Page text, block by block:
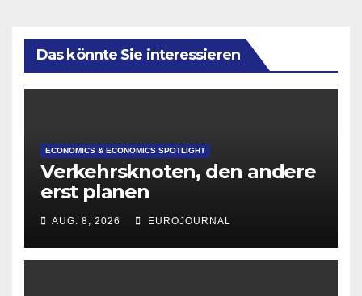
Das könnte Sie interessieren
ECONOMICS & ECONOMICS SPOTLIGHT
Verkehrsknoten, den andere
erst planen
AUG. 8, 2026 EUROJOURNAL